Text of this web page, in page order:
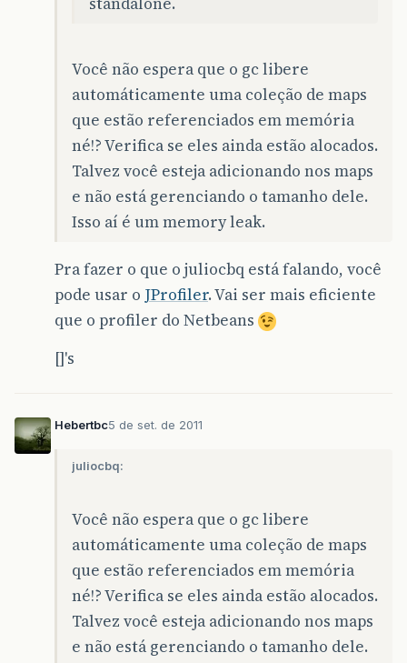
Você não espera que o gc libere
automáticamente uma coleção de maps
que estão referenciados em memória
né!? Verifica se eles ainda estão alocados.
Talvez você esteja adicionando nos maps
e não está gerenciando o tamanho dele.
Isso aí é um memory leak.
Pra fazer o que o juliocbq está falando, você
pode usar o JProfiler. Vai ser mais eficiente
que o profiler do Netbeans
[]'s
Hebertbc5 de set. de 2011
juliocbq:
Você não espera que o gc libere
automáticamente uma coleção de maps
que estão referenciados em memória
né!? Verifica se eles ainda estão alocados.
Talvez você esteja adicionando nos maps
e não está gerenciando o tamanho dele.